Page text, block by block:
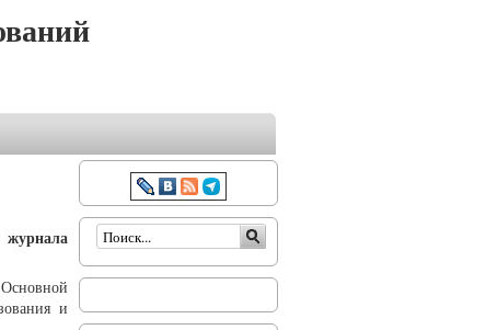
журнала
и
Форма поиска